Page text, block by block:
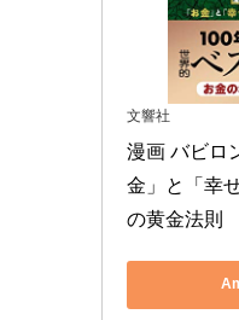
文響社
漫画 バビロ
金」と「幸
の黄金法則